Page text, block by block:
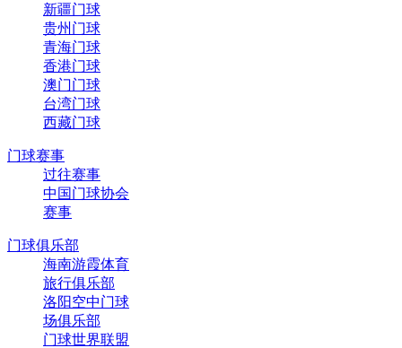
新疆门球
贵州门球
青海门球
香港门球
澳门门球
台湾门球
西藏门球
门球赛事
过往赛事
中国门球协会
赛事
门球俱乐部
海南游霞体育
旅行俱乐部
洛阳空中门球
场俱乐部
门球世界联盟